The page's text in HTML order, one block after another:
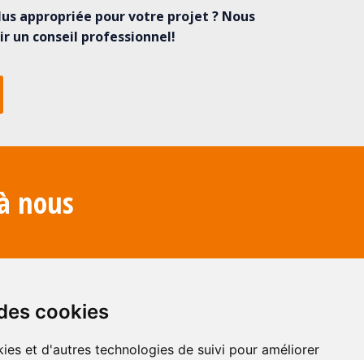
cookies
et d'autres technologies de suivi pour améliorer
appropriée pour votre projet ? Nous
un conseil professionnel!
nous